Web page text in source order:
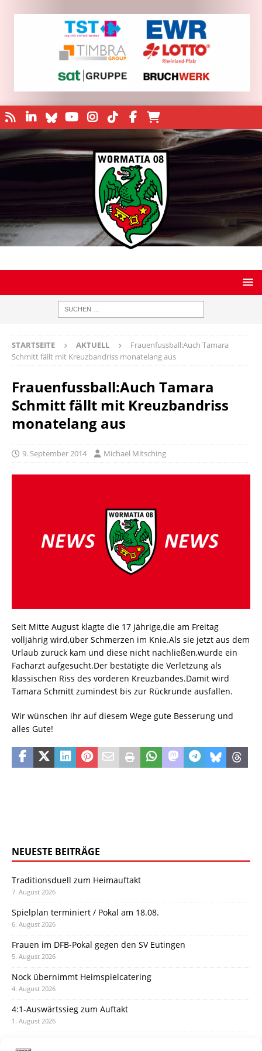
STARTSEITE AKTUELL
Frauenfussball:Auch Tamara
Schmitt fällt mit Kreuzbandriss monatelang aus
Frauenfussball:Auch Tamara
Schmitt fällt mit Kreuzbandriss
monatelang aus
9. September 2014 Michael Mitsching
Seit Mitte August klagte die 17 jährige,die am Freitag
volljährig wird,über Schmerzen im Knie.Als sie jetzt aus dem
Urlaub zurück kam und diese nicht nachließen,wurde ein
Facharzt aufgesucht.Der bestätigte die Verletzung als
klassischen Riss des vorderen Kreuzbandes.Damit wird
Tamara Schmitt zumindest bis zur Rückrunde ausfallen.
Wir wünschen ihr auf diesem Wege gute Besserung und
alles Gute!
NEUESTE BEITRÄGE
Traditionsduell zum Heimauftakt
7. August 2026
Spielplan terminiert / Pokal am 18.08.
6. August 2026
Frauen im DFB-Pokal gegen den SV Eutingen
5. August 2026
Nock übernimmt Heimspielcatering
4. August 2026
4:1-Auswärtssieg zum Auftakt
1. August 2026